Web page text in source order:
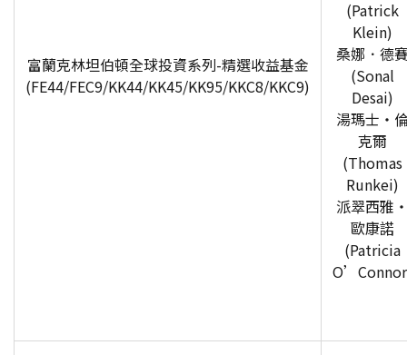
富蘭克林坦伯頓全球投資系列-精選收益基金
(FE44/FEC9/KK44/KK45/KK95/KKC8/KKC9)
(Patrick
Klein)
桑娜．德
(Sonal
Desai)
湯瑪士‧
克爾
(Thomas
Runkei)
派翠西雅
歐康諾
(Patricia
O